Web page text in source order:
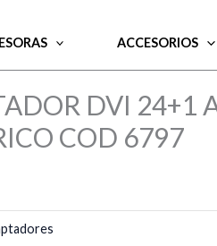
ACCESORIOS
DVI 24+1
COD 6797